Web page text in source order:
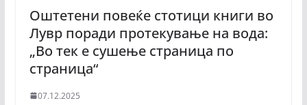
Оштетени повеќе стотици книги во
Лувр поради протекување на вода:
„Во тек е сушење страница по
страница“
07.12.2025